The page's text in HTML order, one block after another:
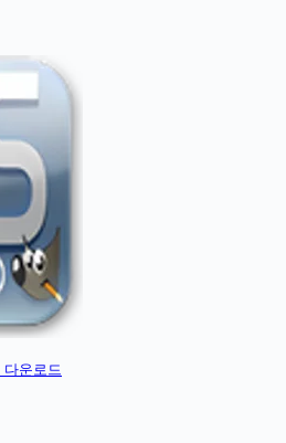
다운로드